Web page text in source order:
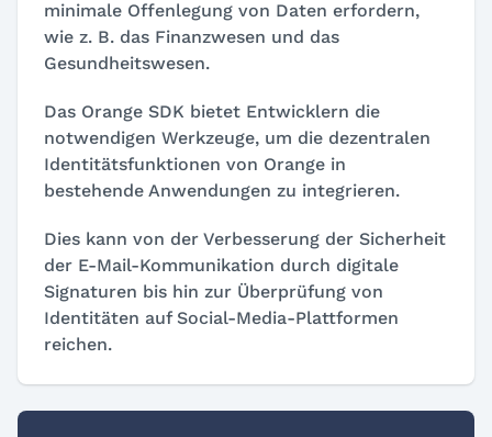
minimale Offenlegung von Daten erfordern,
wie z. B. das Finanzwesen und das
Gesundheitswesen.
Das Orange SDK bietet Entwicklern die
notwendigen Werkzeuge, um die dezentralen
Identitätsfunktionen von Orange in
bestehende Anwendungen zu integrieren.
Dies kann von der Verbesserung der Sicherheit
der E-Mail-Kommunikation durch digitale
Signaturen bis hin zur Überprüfung von
Identitäten auf Social-Media-Plattformen
reichen.